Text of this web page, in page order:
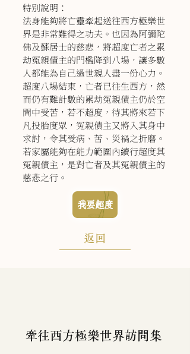
特別說明：
法身能夠將亡靈牽起送往西方極樂世
界是非常難得之功夫。也因為阿彌陀
佛及蘇居士的慈悲，將超度亡者之累
劫冤親債主的門檻降到八場，讓多數
人都能為自己過世親人盡一份心力。
超度八場結束，亡者已往生西方，然
而仍有難計數的累劫冤親債主仍於空
間中受苦，若不超度，待其將來若下
凡投胎度眾，冤親債主又將入其身中
求討，令其受病、苦、災禍之折磨。
若家屬能夠在能力範圍內續行超度其
冤親債主，是對亡者及其冤親債主的
慈悲之行。
我要超度
返回
牽往西方極樂世界訪問集